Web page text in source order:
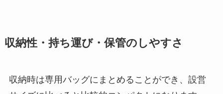
収納性・持ち運び・保管のしやすさ
収納時は専用バッグにまとめることができ、設営